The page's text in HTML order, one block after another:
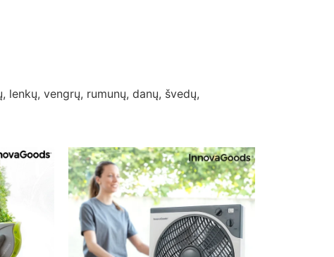
vengrų, rumunų, danų, švedų,